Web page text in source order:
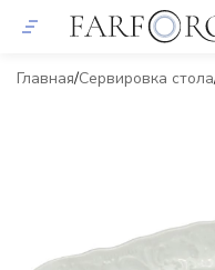
Главная Сервировка стола